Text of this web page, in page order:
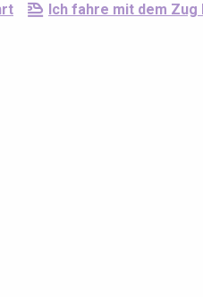
Ich fahre mit dem Zug